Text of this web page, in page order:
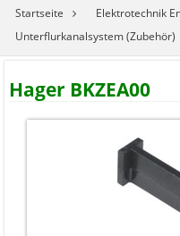
Startseite Elektrotechnik
Unterflurkanalsystem (Zubehör)
Hager BKZEA00